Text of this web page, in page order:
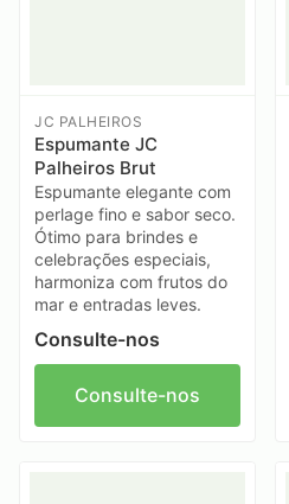
JC PALHEIROS
Espumante JC
Palheiros Brut
Espumante elegante com
perlage fino e sabor seco.
Ótimo para brindes e
celebrações especiais,
harmoniza com frutos do
mar e entradas leves.
Consulte-nos
Consulte-nos